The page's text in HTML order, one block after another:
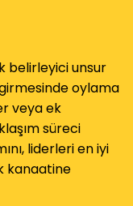
belirleyici unsur
oylama
veya ek
süreci
liderleri en iyi
kanaatine